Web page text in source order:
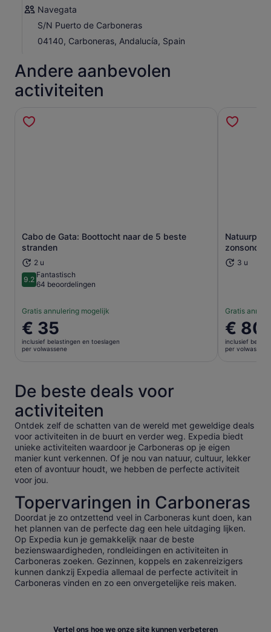
Navegata
S/N Puerto de Carboneras
04140, Carboneras, Andalucía, Spain
Andere aanbevolen
activiteiten
Cabo de Gata: Boottocht naar de 5 beste
stranden
2 u
9.29.2 van 10
Fantastisch
64 beoordelingen
Gratis annulering mogelijk
De
prijs
is
volwassene
€ 35
inclusief belastingen en toeslagen
per volwassene
Opent een nieuwe tab
3 u
Gratis
De
prijs
is
€ 80
inclusief
per volwassene
De beste deals voor
activiteiten
Ontdek zelf de schatten van de wereld met geweldige deals
voor activiteiten in de buurt en verder weg. Expedia biedt
unieke activiteiten waardoor je Carboneras op je eigen
manier kunt verkennen. Of je nou van natuur, cultuur, lekker
eten of avontuur houdt, we hebben de perfecte activiteit
voor jou.
Topervaringen in Carboneras
Doordat je zo ontzettend veel in Carboneras kunt doen, kan
het plannen van de perfecte dag een hele uitdaging lijken.
Op Expedia kun je gemakkelijk naar de beste
bezienswaardigheden, rondleidingen en activiteiten in
Carboneras zoeken. Gezinnen, koppels en zakenreizigers
kunnen dankzij Expedia allemaal de perfecte activiteit in
Carboneras vinden en zo een onvergetelijke reis maken.
Vertel ons hoe we onze site kunnen verbeteren